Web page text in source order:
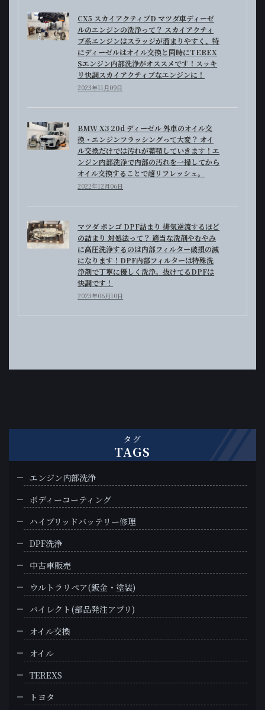
CX5 スカイアクティブD マツダ車ディーゼ
ルのエンジンの洗浄って？ スカイアクティ
ブ系エンジンはスラッジが溜まりやすく、特
にディーゼルはオイル交換と同時にTEREX
Sエンジン内部洗浄がオススメです！スッキ
リ快調スカイアクティブなエンジンに！
2023年11月09日
BMW X3 20d ディーゼル 外車のオイル交
換・エンジンフラッシングって大変？ オイ
ル交換だけでは汚れが蓄積していきます！エ
ンジン内部洗浄で内部の汚れを一掃してから
オイル交換することで超リフレッシュ。
2022年12月06日
マツダ ボンゴ DPF詰まり 排気逆流するほど
の詰まり 対処法って？ 適当な洗剤やむやみ
に高圧洗浄するのは内部フィルター破損の減
になります！DPF内部フィルターは特殊洗
浄剤で丁寧に優しく洗浄。抜けてるDPFは
快調です！
2023年06月10日
タグ
TAGS
エンジン内部洗浄
ボディーコーティング
ハイブリッドバッテリー修理
DPF洗浄
中古車販売
ウルトラリペア(鈑金・塗装)
バイレクト(部品発注アプリ)
オイル交換
オイル
TEREXS
トヨタ